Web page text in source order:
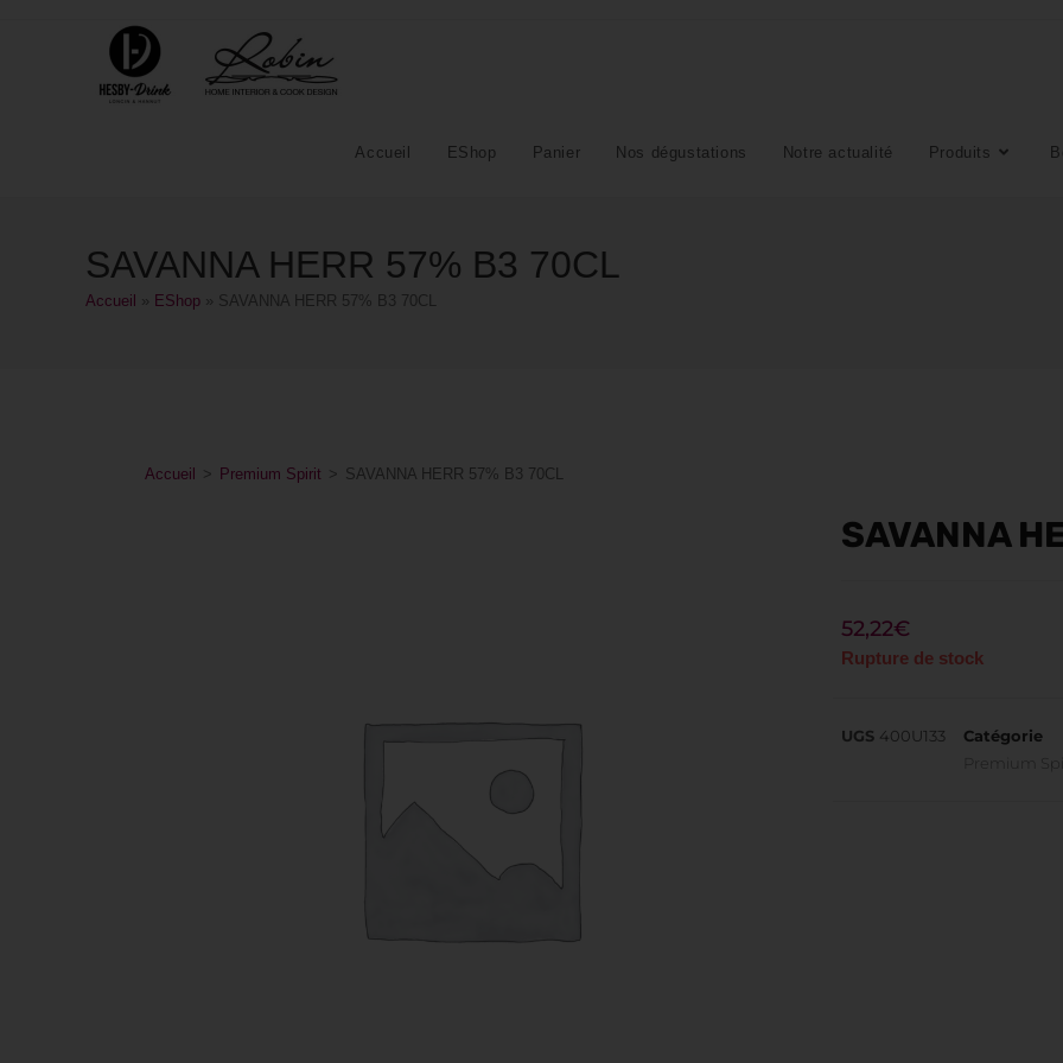
Accueil EShop Panier Nos dégustations Notre actualité Produits
SAVANNA HERR 57% B3 70CL
Accueil EShop SAVANNA HERR 57% B3 70CL
Accueil > Premium Spirit > SAVANNA HERR 57% B3 70CL
SAVANNA
52,22€
Rupture de stock
UGS 400U133
Catégorie
Premium